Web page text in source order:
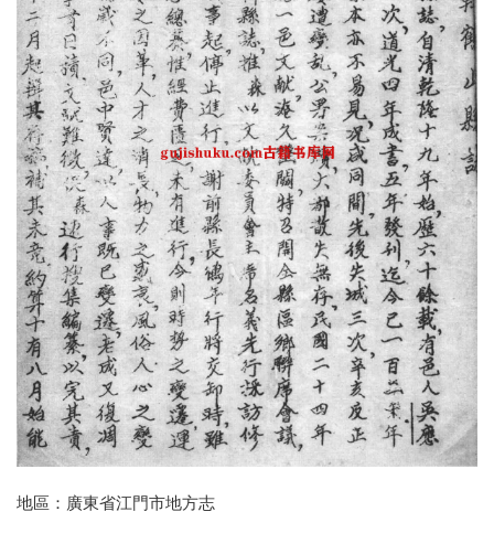
地區：廣東省江門市地方志